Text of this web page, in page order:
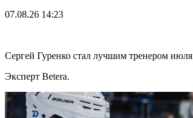
07.08.26 14:23
Сергей Гуренко стал лучшим тренером июля
Эксперт Betera.